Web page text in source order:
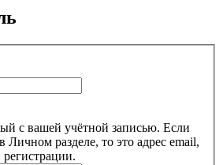
с вашей учётной записью. Если
Личном разделе, то это адрес email,